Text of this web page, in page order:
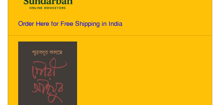
Order Here for Free Shipping in India